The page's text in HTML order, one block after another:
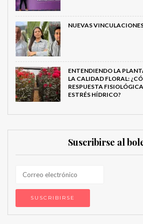
NUEVAS
ENTENDIENDO LA
LA CALIDAD FLORAL:
RESPUESTA
ESTRÉS HÍDRICO?
Suscribirse al